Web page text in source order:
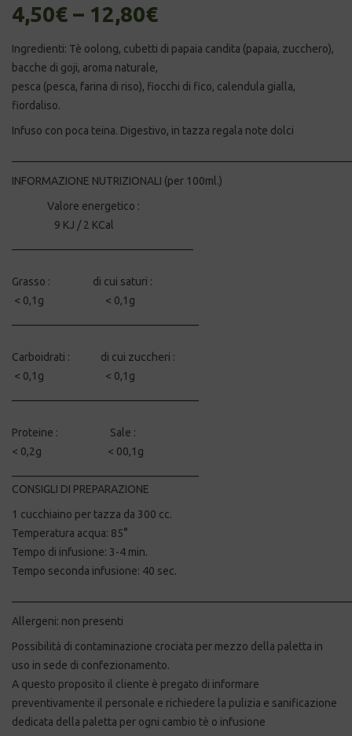
4,50€ – 12,80€
Ingredienti: Tè oolong, cubetti di papaia candita (papaia, zucchero),
bacche di goji, aroma naturale,
pesca (pesca, farina di riso), fiocchi di fico, calendula gialla,
fiordaliso.
Infuso con poca teina. Digestivo, in tazza regala note dolci
INFORMAZIONE NUTRIZIONALI (per 100ml.)
Valore energetico :
9 KJ / 2 KCal
Grasso : di cui saturi :
< 0,1g < 0,1g
Carboidrati : di cui zuccheri :
< 0,1g < 0,1g
Proteine : Sale :
< 0,2g < 00,1g
CONSIGLI DI PREPARAZIONE
1 cucchiaino per tazza da 300 cc.
Temperatura acqua: 85°
Tempo di infusione: 3-4 min.
Tempo seconda infusione: 40 sec.
Allergeni: non presenti
Possibilità di contaminazione crociata per mezzo della paletta in
uso in sede di confezionamento.
A questo proposito il cliente è pregato di informare
preventivamente il personale e richiedere la pulizia e sanificazione
dedicata della paletta per ogni cambio tè o infusione